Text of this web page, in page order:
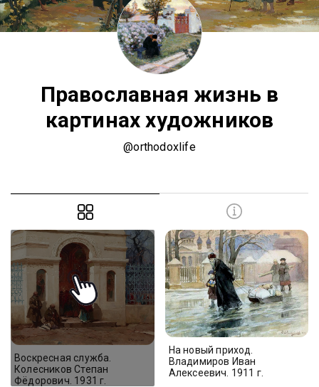
Православная жизнь в
картинах художников
@orthodoxlife
Воскресная служба.
Колесников Степан
Фёдорович. 1931 г.
На новый приход.
Владимиров Иван
Алексеевич. 1911 г.